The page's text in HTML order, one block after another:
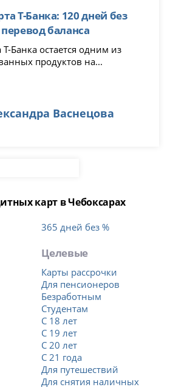
Т-Банка: 120 дней без
баланса
Т-Банка остается одним из
продуктов на...
Васнецова
карт в Чебоксарах
365 дней без %
Целевые
Карты рассрочки
Для пенсионеров
Безработным
Студентам
С 18 лет
С 19 лет
С 20 лет
С 21 года
Для путешествий
Для снятия наличных